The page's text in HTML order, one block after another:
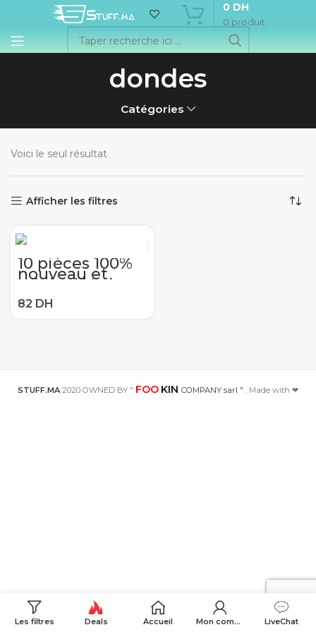
0 produit
0 DH
dondes
Catégories
Voici le seul résultat
Afficher les filtres
10 pièces 100%
nouveau et
original Varistor
TVR 10241
enfichable
STUFF.MA 2020 OWNED BY " FOO KIN COMPANY sarl " . Made with ❤
Les filtres Deals Accueil Mon compte LiveChat